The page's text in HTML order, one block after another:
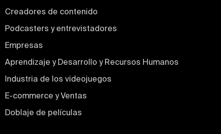
Creadores de contenido
Podcasters y entrevistadores
Empresas
Aprendizaje y Desarrollo y Recursos Humanos
Industria de los videojuegos
E-commerce y Ventas
Doblaje de películas